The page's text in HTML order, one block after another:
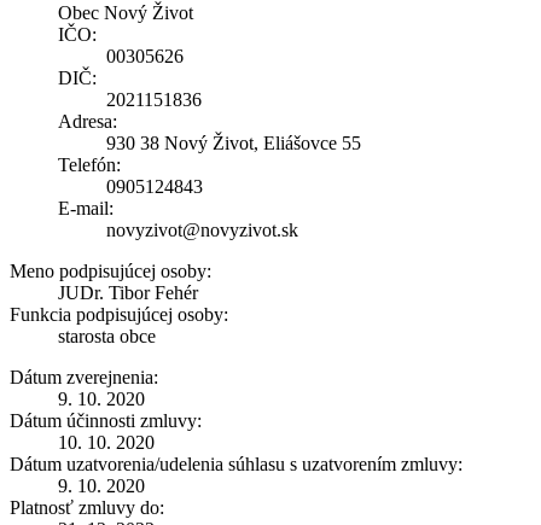
Obec Nový Život
IČO:
00305626
DIČ:
2021151836
Adresa:
930 38 Nový Život, Eliášovce 55
Telefón:
0905124843
E-mail:
novyzivot@novyzivot.sk
Meno podpisujúcej osoby:
JUDr. Tibor Fehér
Funkcia podpisujúcej osoby:
starosta obce
Dátum zverejnenia:
9. 10. 2020
Dátum účinnosti zmluvy:
10. 10. 2020
Dátum uzatvorenia/udelenia súhlasu s uzatvorením zmluvy:
9. 10. 2020
Platnosť zmluvy do: